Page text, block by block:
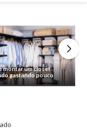
montar um closet
gastando pouco